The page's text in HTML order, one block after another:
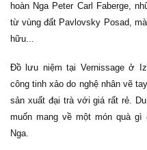
hoàn Nga Peter Carl Faberge,
từ vùng đất Pavlovsky Posad,
hữu...
Đồ lưu niệm tại Vernissage ở
công tinh xảo do nghệ nhân vẽ
sản xuất đại trà với giá rất rẻ.
muốn mang về một món quà
Nga.